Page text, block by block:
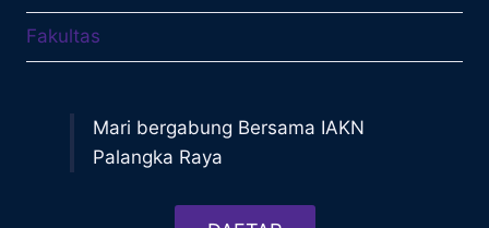
Fakultas
Mari bergabung Bersama IAKN
Palangka Raya